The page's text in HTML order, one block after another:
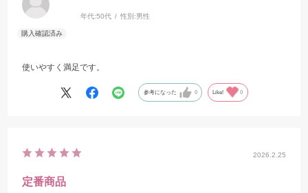
年代:50代 性別:男性
使いやすく満足です。
参考になった 0 Like! 0
2026.2.25
定番商品